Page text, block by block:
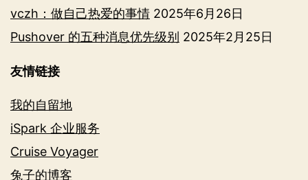
vczh：做自己热爱的事情 2025年6月26日
Pushover 的五种消息优先级别 2025年2月25日
友情链接
我的自留地
iSpark 企业服务
Cruise Voyager
兔子的博客